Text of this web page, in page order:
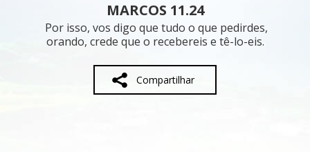
Blog
Sobre
MARCOS 11.24
Por isso, vos digo que tudo o que pedirdes,
orando, crede que o recebereis e tê-lo-eis.
Compartilhar